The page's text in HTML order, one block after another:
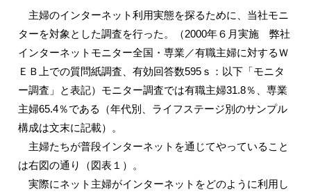
主婦のインターネット利用実態を探るために、当社モニ
ターを対象とした調査を行った。（2000年６月実施 弊社
インターネットモニター全国・専業／有職主婦に対するＷ
ＥＢ上での質問紙調査、有効回答数595ｓ：以下「モニタ
ー調査」と表記）モニター調査では有職主婦31.8％、専業
主婦65.4％である（年代別、ライフステージ別のサンプル
構成は文末に記載）。
主婦たちが普段インターネットを通じてやっていること
は右図の通り（図表１）。
実際にネット主婦がインターネットをどのように利用し